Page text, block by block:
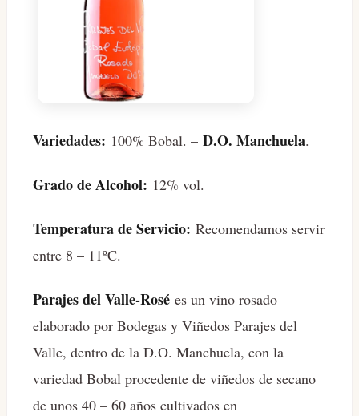
Variedades: 100% Bobal. – D.O. Manchuela.
Grado de Alcohol: 12% vol.
Temperatura de Servicio: Recomendamos servir
entre 8 – 11ºC.
Parajes del Valle-Rosé es un vino rosado
elaborado por Bodegas y Viñedos Parajes del
Valle, dentro de la D.O. Manchuela, con la
variedad Bobal procedente de viñedos de secano
de unos 40 – 60 años cultivados en